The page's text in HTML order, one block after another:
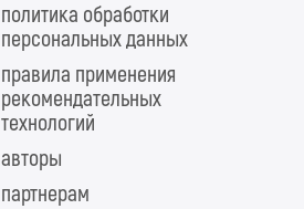
политика обработки
персональных данных
правила применения
рекомендательных
технологий
авторы
партнерам